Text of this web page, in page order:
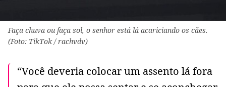
Faça chuva ou faça sol, o senhor está lá acariciando os cães.
(Foto: TikTok / rachvdv)
“Você deveria colocar um assento lá fora